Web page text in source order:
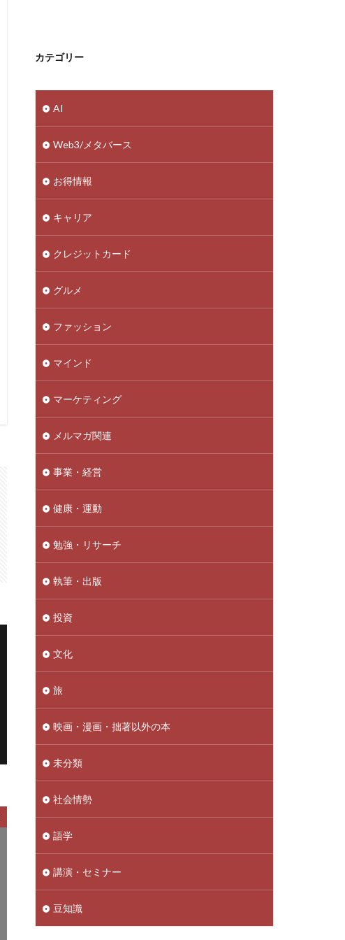
カテゴリー
AI
Web3/メタバース
お得情報
キャリア
クレジットカード
グルメ
ファッション
マインド
マーケティング
メルマガ関連
事業・経営
健康・運動
勉強・リサーチ
執筆・出版
投資
文化
旅
映画・漫画・拙著以外の本
未分類
社会情勢
語学
講演・セミナー
豆知識